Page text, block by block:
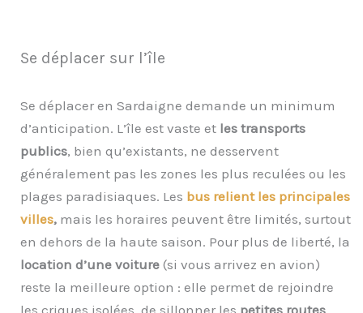
Se déplacer sur l’île
Se déplacer en Sardaigne demande un minimum
d’anticipation. L’île est vaste et les transports
publics, bien qu’existants, ne desservent
généralement pas les zones les plus reculées ou les
plages paradisiaques. Les bus relient les principales
villes, mais les horaires peuvent être limités, surtout
en dehors de la haute saison. Pour plus de liberté, la
location d’une voiture (si vous arrivez en avion)
reste la meilleure option : elle permet de rejoindre
les criques isolées, de sillonner les petites routes